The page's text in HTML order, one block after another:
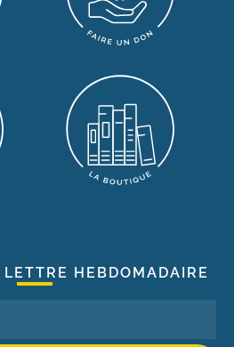
HEBDOMADAIRE